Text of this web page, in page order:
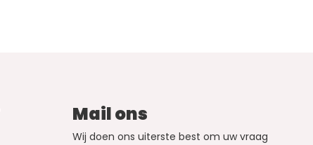
Mail ons
Wij doen ons uiterste best om uw vraag